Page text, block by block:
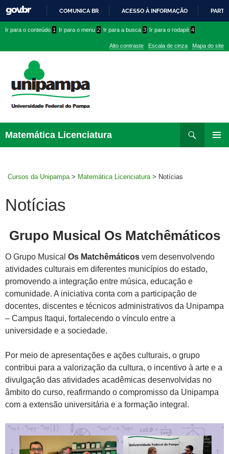
PARA
CONTEÚDO
COMUNICA BR ACESSO À INFORMAÇÃO
conteúdo
menu
superior
menu
Ir para o conteúdo 1 Ir para o menu 2 Ir para a busca 3 Ir para o rodapé 4
Alto contraste Escala de cinza Mapa do site
Matemática Licenciatura
para
Cursos da Unipampa > Matemática Licenciatura > Notícias
Notícias
Grupo Musical Os Matchêmáticos
O Grupo Musical Os Matchêmáticos vem desenvolvendo
atividades culturais em diferentes municípios do estado,
promovendo a integração entre música, educação e
comunidade. A iniciativa conta com a participação de
docentes, discentes e técnicos administrativos da Unipampa
– Campus Itaqui, fortalecendo o vínculo entre a
universidade e a sociedade.
Por meio de apresentações e ações culturais, o grupo
contribui para a valorização da cultura, o incentivo à arte e a
divulgação das atividades acadêmicas desenvolvidas no
âmbito do curso, reafirmando o compromisso da Unipampa
com a extensão universitária e a formação integral.